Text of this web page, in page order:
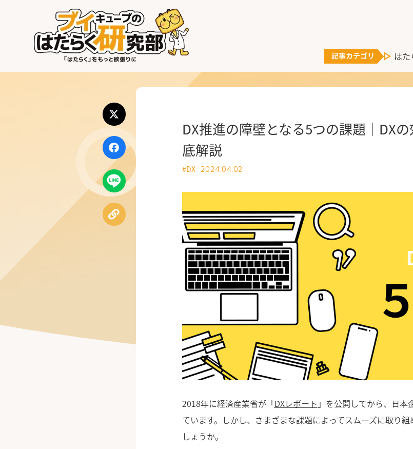
は
はたらく業界
はたらく部署
公式Facebook
DX推進の障壁となる5つの課題｜DX
底解説
#DX 2024.04.02
2018年に経済産業省が「DXレポート 」を公開してから、日本
ています。しかし、さまざまな課題によってスムーズに取り
しょうか。